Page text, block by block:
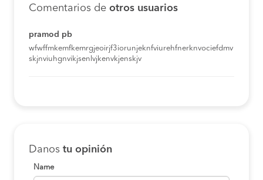
Comentarios de otros usuarios
pramod pb
wfwffmkemfkemrgjeoirjf3iorunjeknfviurehfnerknvociefdmv
skjnviuhgnvikjsenlvjkenvkjenskjv
Danos tu opinión
Name